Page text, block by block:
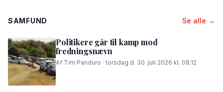
SAMFUND Se alle →
Politikere går til kamp mod
fredningsnævn
Af Tim Panduro · torsdag d. 30. juli 2026 kl. 08.12